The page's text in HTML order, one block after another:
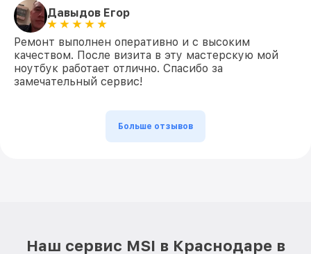
Давыдов Егор
Ремонт выполнен оперативно и с высоким
качеством. После визита в эту мастерскую мой
ноутбук работает отлично. Спасибо за
замечательный сервис!
Больше отзывов
Наш сервис MSI в Краснодаре в